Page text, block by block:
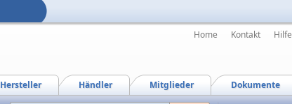
Home Kontakt Hilfe
Dokumente
Mitglieder
Händler
Hersteller